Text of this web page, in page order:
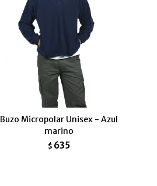
Buzo Micropolar Unisex - Azul
marino
$ 635